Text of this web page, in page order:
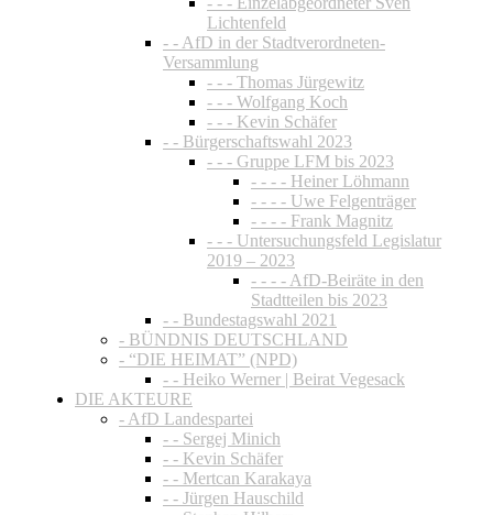
Lichtenfeld
- - AfD in der Stadtverordneten-
Versammlung
- - - Thomas Jürgewitz
- - - Wolfgang Koch
- - - Kevin Schäfer
- - Bürgerschaftswahl 2023
- - - Gruppe LFM bis 2023
- - - - Heiner Löhmann
- - - - Uwe Felgenträger
- - - - Frank Magnitz
- - - Untersuchungsfeld Legislatur
2019 – 2023
- - - - AfD-Beiräte in den
Stadtteilen bis 2023
- - Bundestagswahl 2021
- BÜNDNIS DEUTSCHLAND
- “DIE HEIMAT” (NPD)
- - Heiko Werner | Beirat Vegesack
DIE AKTEURE
- AfD Landespartei
- - Sergej Minich
- - Kevin Schäfer
- - Mertcan Karakaya
- - Jürgen Hauschild